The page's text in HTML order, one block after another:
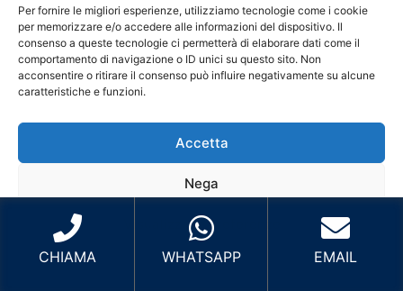
Per fornire le migliori esperienze, utilizziamo tecnologie come i cookie
per memorizzare e/o accedere alle informazioni del dispositivo. Il
consenso a queste tecnologie ci permetterà di elaborare dati come il
comportamento di navigazione o ID unici su questo sito. Non
acconsentire o ritirare il consenso può influire negativamente su alcune
caratteristiche e funzioni.
Accetta
Nega
Visualizza le preferenze
Cookie PolicyPrivacy Policy
Roma Centro: Centro Storico, Prati,
Trastevere, Aventino, San Giovanni e zone
limitrofe.
Flaminio, Fleming, Monte Mario e zone
limitrofe.
: Tiburtina, Prenestina,
Tuscolana, Centocelle, Cinecittà, Tor
Vergata e zone limitrofe.
Roma Sud
: EUR, Ostiense, Garbatella,
CHIAMA WHATSAPP EMAIL